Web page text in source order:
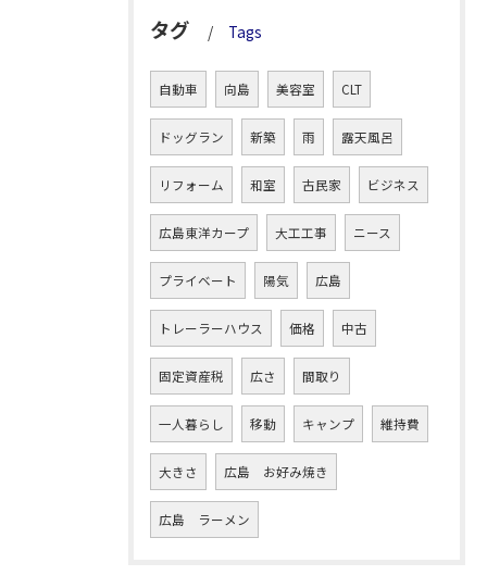
タグ Tags
自動車 向島 美容室 CLT
ドッグラン 新築 雨 露天風呂
リフォーム 和室 古民家 ビジネス
広島東洋カープ 大工工事 ニース
プライベート 陽気 広島
トレーラーハウス 価格 中古
固定資産税 広さ 間取り
一人暮らし 移動 キャンプ 維持費
大きさ 広島 お好み焼き
広島 ラーメン